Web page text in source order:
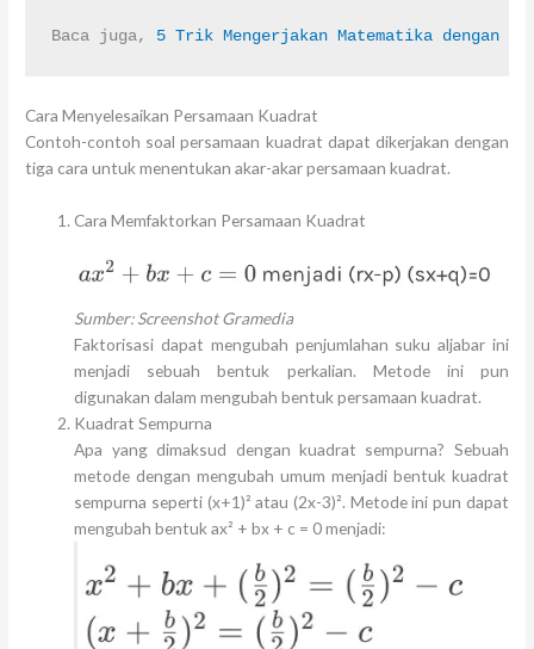
Baca juga, 5 Trik Mengerjakan Matematika dengan
Cara Menyelesaikan Persamaan Kuadrat
Contoh-contoh soal persamaan kuadrat dapat dikerjakan dengan
tiga cara untuk menentukan akar-akar persamaan kuadrat.
Cara Memfaktorkan Persamaan Kuadrat
Sumber: Screenshot Gramedia
Faktorisasi dapat mengubah penjumlahan suku aljabar ini
menjadi sebuah bentuk perkalian. Metode ini pun
digunakan dalam mengubah bentuk persamaan kuadrat.
Kuadrat Sempurna
Apa yang dimaksud dengan kuadrat sempurna? Sebuah
metode dengan mengubah umum menjadi bentuk kuadrat
sempurna seperti (x+1)² atau (2x-3)². Metode ini pun dapat
mengubah bentuk ax² + bx + c = 0 menjadi: